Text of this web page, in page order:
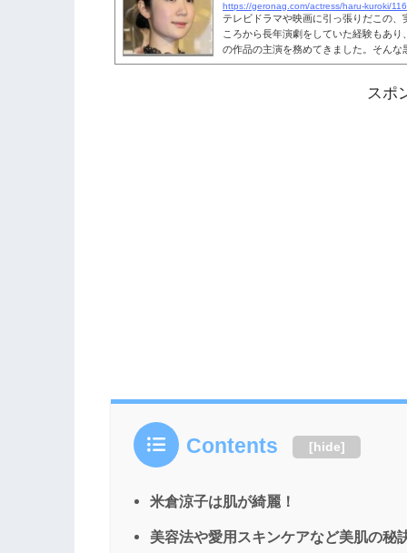
https://geronag.com/actress/haru-kuroki/
テレビドラマや映画に引っ張りだこの
ころから長年演劇をしていた経験もあ
の作品の主演を務めてきました。そん
です。人気女優の黒木華さんですが、
美肌の秘訣について深堀りしていきた
スポ
Contents [hide]
米倉涼子は肌が綺麗！
美容法や愛用スキンケアなど美肌の秘